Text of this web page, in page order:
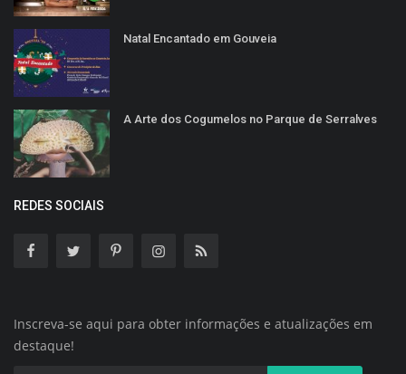
Natal Encantado em Gouveia
A Arte dos Cogumelos no Parque de Serralves
REDES SOCIAIS
Inscreva-se aqui para obter informações e atualizações em
destaque!